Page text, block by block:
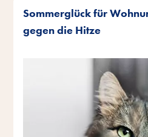
Sommerglück für
gegen die Hitze